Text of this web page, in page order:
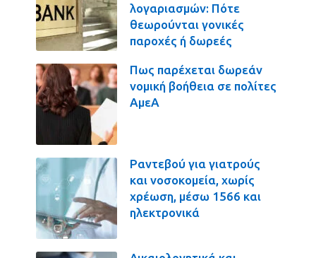
λογαριασμών: Πότε
θεωρούνται γονικές
παροχές ή δωρεές
Πως παρέχεται δωρεάν
νομική βοήθεια σε πολίτες
ΑμεΑ
Ραντεβού για γιατρούς
και νοσοκομεία, χωρίς
χρέωση, μέσω 1566 και
ηλεκτρονικά